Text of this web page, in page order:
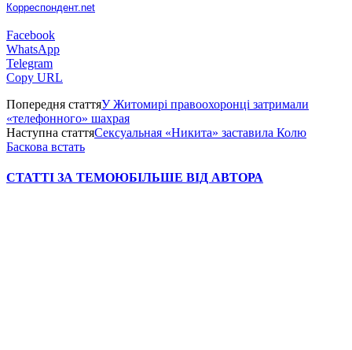
Корреспондент.net
Facebook
WhatsApp
Telegram
Copy URL
Попередня статтяУ Житомирі правоохоронці затримали
«телефонного» шахрая
Наступна статтяСексуальная «Никита» заставила Колю
Баскова встать
СТАТТІ ЗА ТЕМОЮБІЛЬШЕ ВІД АВТОРА